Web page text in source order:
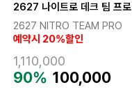
2627 나이트로 데크 팀 프로
2627 NITRO TEAM PRO
예약시 20%할인
1,110,000
90% 100,000